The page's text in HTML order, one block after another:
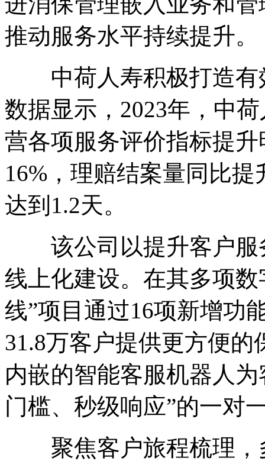
推动服务水平持续提升。
中荷人寿积极打造有
数据显示，2023年，中
营各项服务评价指标提
16%，理赔结案量同比
达到1.2天。
该公司以提升客户服
线上化建设。在其多项
线”项目通过16项新增功
31.8万客户提供更方便
内嵌的智能客服机器人
门槛、秒级响应”的一对
聚焦客户旅程梳理，